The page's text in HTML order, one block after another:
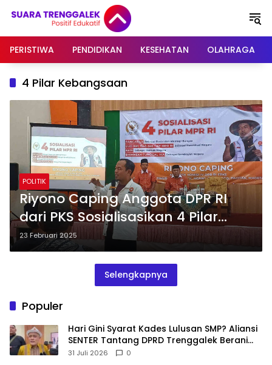
PERISTIWA
PENDIDIKAN KESEHATAN OLAHRAGA
4 Pilar Kebangsaan
POLITIK
Riyono Caping Anggota DPR RI
dari PKS Sosialisasikan 4 Pilar
Kebangsaan di Trenggalek
23 Februari 2025
Selengkapnya
Populer
Hari Gini Syarat Kades Lulusan SMP? Aliansi
SENTER Tantang DPRD Trenggalek Berani
Gunakan Open Legal Policy!
31 Juli 2026 0